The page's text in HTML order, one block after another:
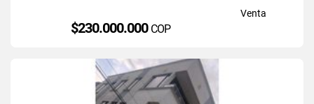
Venta
$230.000.000 COP